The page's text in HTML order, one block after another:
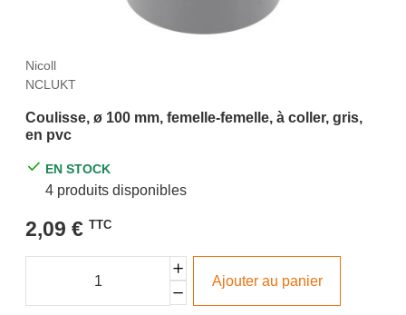
Nicoll
NCLUKT
Coulisse, ø 100 mm, femelle-femelle, à coller, gris,
en pvc
EN STOCK
4 produits disponibles
2,09 € TTC
Ajouter au panier